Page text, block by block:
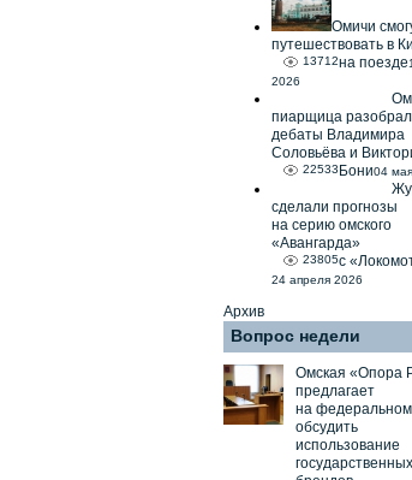
Омичи
путешествовать в
на поезде
13712
2026
пиарщица
дебаты Владимира
Соловьёва и
Бони
22533 04
сделали прогнозы
на серию омского
«Авангарда»
с
23805
24 апреля 2026
Архив
Вопрос недели
Омская «Опора
предлагает
на федеральном
обсудить
использование
государственных